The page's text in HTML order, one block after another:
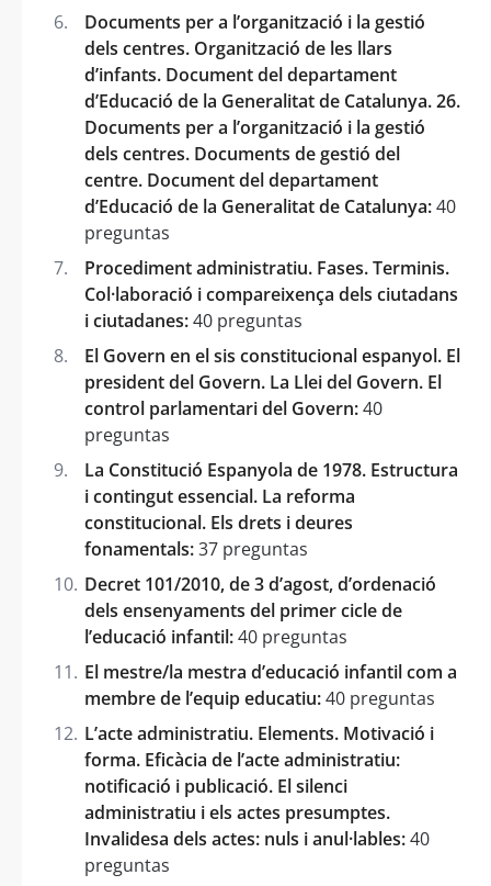
Documents per a l’organització i la gestió
dels centres. Organització de les llars
d’infants. Document del departament
d’Educació de la Generalitat de Catalunya. 26.
Documents per a l’organització i la gestió
dels centres. Documents de gestió del
centre. Document del departament
d’Educació de la Generalitat de Catalunya:40
preguntas
Procediment administratiu. Fases. Terminis.
Col·laboració i compareixença dels ciutadans
i ciutadanes:40 preguntas
El Govern en el sis constitucional espanyol. El
president del Govern. La Llei del Govern. El
control parlamentari del Govern:40
preguntas
La Constitució Espanyola de 1978. Estructura
i contingut essencial. La reforma
constitucional. Els drets i deures
fonamentals:37 preguntas
Decret 101/2010, de 3 d’agost, d’ordenació
dels ensenyaments del primer cicle de
l’educació infantil:40 preguntas
El mestre/la mestra d’educació infantil com a
membre de l’equip educatiu:40 preguntas
L’acte administratiu. Elements. Motivació i
forma. Eficàcia de l’acte administratiu:
notificació i publicació. El silenci
administratiu i els actes presumptes.
Invalidesa dels actes: nuls i anul·lables:40
preguntas